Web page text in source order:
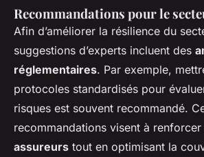
Recommandations pour le
Afin d’améliorer la résilience du
suggestions d’experts incluent des
réglementaires. Par exemple,
protocoles standardisés pour
risques est souvent recommandé.
recommandations visent à
assureurs tout en optimisant la